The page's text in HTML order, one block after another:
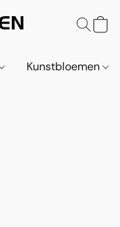
Kunstbloemen